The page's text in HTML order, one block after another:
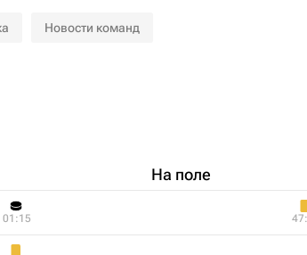
Новости команд
На поле
01:15